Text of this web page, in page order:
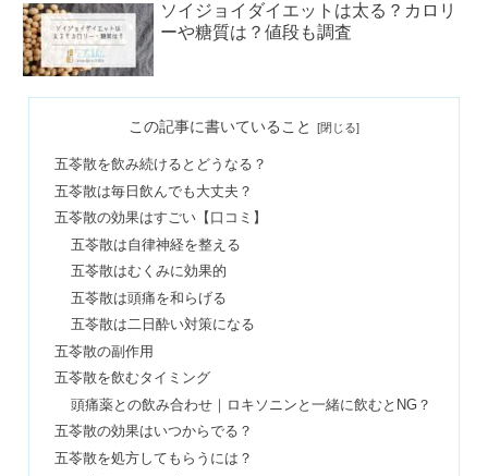
ソイジョイダイエットは太る？カロリ
ーや糖質は？値段も調査
なし？やり方や芸能人も
グレイルは危ない＆GRLは買わない方
がいい？ひどい評判は本当？
トミーヒルフィガーの年齢層！着る人
のイメージ＆芸能人やおじさんのイメ
インナーカラーおばさん&40代は痛
い？大人上品に入れる範囲を調査
この記事に書いていること
五苓散を飲み続けるとどうなる？
五苓散は毎日飲んでも大丈夫？
五苓散の効果はすごい【口コミ】
五苓散は自律神経を整える
五苓散はむくみに効果的
五苓散は頭痛を和らげる
五苓散は二日酔い対策になる
五苓散の副作用
五苓散を飲むタイミング
頭痛薬との飲み合わせ｜ロキソニンと一緒に飲むとNG？
五苓散の効果はいつからでる？
五苓散を処方してもらうには？